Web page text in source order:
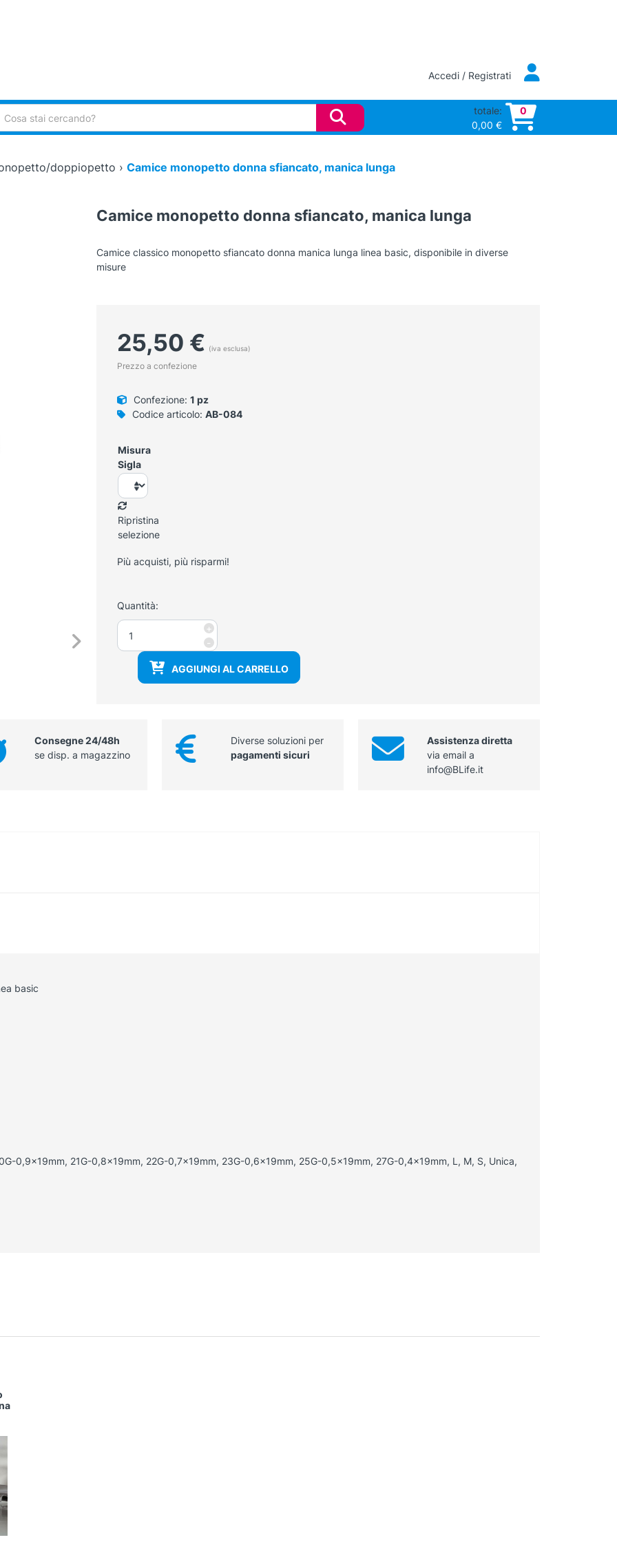
Accedi / Registrati
totale:
0,00 €
0
doppiopetto › Camice monopetto donna sfiancato, manica lunga
Camice monopetto donna sfiancato, manica lunga
Camice classico monopetto sfiancato donna manica lunga linea basic, disponibile in diverse
misure
25,50 € (iva esclusa)
Prezzo a confezione
Confezione: 1 pz
Codice articolo: AB-084
Misura
Sigla
Ripristina
selezione
Più acquisti, più risparmi!
Quantità:
-
Camice
monopetto
donna
sfiancato,
manica
+
AGGIUNGI AL CARRELLO
Consegne 24/48h
se disp. a magazzino
Diverse soluzioni per
pagamenti sicuri
Assistenza diretta
via email a
info@BLife.it
basic
0,9x19mm, 21G-0,8x19mm, 22G-0,7x19mm, 23G-0,6x19mm, 25G-0,5x19mm, 27G-0,4x19mm, L, M, S, Unica,